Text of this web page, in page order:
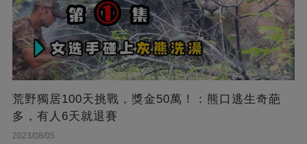
荒野獨居100天挑戰，獎金50萬！：熊口逃生奇葩
多，有人6天就退賽
2023/08/05